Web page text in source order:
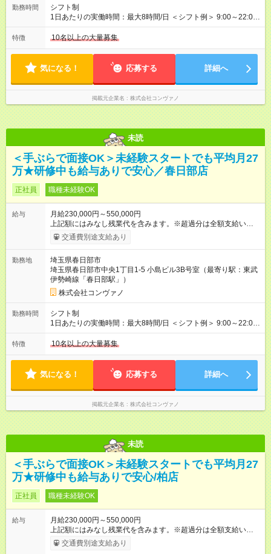
万4，701円 ＜別途支給手当＞ ・インセンティブ：月10万円以
上も可能！ ・賞与：年2回(6月/12月)※業績による ・交通費：月
たり) ・回数：随時 ・反映時期：次月の給与から ・評価手法：
社内評価に基づく ※あなたの頑張りをしっかり評価します！で
きることが増えるほどお給料に反映される環境です。 【試用期
間】試用期間あり 試用期間の長さ：6ヶ月 ※ 雇用形態と給与
に、本採用時と異なる部分があります。 雇用形態：中途採用
（契約社員） 給与：月給 220,000円以上 上記額にはみなし残業
代 8,552円／月 みなし残業時間 5.5時間／月
勤務時間
シフト制
1日あたりの実働時間：最大8時間/日 ＜シフト例＞ 9:00～22:00
でのシフト制（実働8時間／休憩60分） ※残業時間は月平均で
10時間程度 ※営業時間は【平日】11：00～22：00、【土日祝】
ます。
特徴 10名以上の大量募集
気になる！ 応募する 詳細へ
掲載元企業名 株式会社コンヴァノ
未読
＜手ぶらで面接OK＞未経験スタートでも平均月27
万★研修中も給与ありで安心／春日部店
正社員 職種未経験OK
給与
月給230,000円～550,000円
上記額にはみなし残業代を含みます。※超過分は全額支給いたし
ます。 みなし残業代 8,940円／月 みなし残業時間 5.5時間／月
上記には、月5.5時間分のみなし残業代(8，940円)を含む。超過
円～ （期間中は契約社員） ※社内基準を満たした場合は、その
後正規登用可 【年収例】 ◆エリアマネージャー 月給25万円＋役
職手当3万円＋インセン14万5，781円＝42万5，781円 ◆店長
月給 25万円＋役職手当1万円＋インセン8万2，547円＝34万2，
547円 ◆社員(役職なし) 月給23万円＋インセン1万4701円＝24
万4，701円 ＜別途支給手当＞ ・インセンティブ：月10万円以
上も可能！ ・賞与：年2回(6月/12月)※業績による ・交通費：月
たり) ・回数：随時 ・反映時期：次月の給与から ・評価手法：
社内評価に基づく ※あなたの頑張りをしっかり評価します！で
きることが増えるほどお給料に反映される環境です。 【試用期
間】試用期間あり 試用期間の長さ：6ヶ月 ※ 雇用形態と給与
に、本採用時と異なる部分があります。 雇用形態：中途採用
（契約社員） 給与：月給 220,000円以上 上記額にはみなし残業
代 8,552円／月 みなし残業時間 5.5時間／月
交通費別途支給あり
勤務地
埼玉県春日部市
埼玉県春日部市中央1丁目1-5 小島ビル3B号室（最寄り駅：東武
伊勢崎線「春日部駅」）
株式会社コンヴァノ
勤務時間
シフト制
1日あたりの実働時間：最大8時間/日 ＜シフト例＞ 9:00～22:00
でのシフト制（実働8時間／休憩60分） ※残業時間は月平均で
10時間程度 ※営業時間は【平日】11：00～22：00、【土日祝】
ます。
特徴 10名以上の大量募集
気になる！ 応募する 詳細へ
掲載元企業名 株式会社コンヴァノ
未読
＜手ぶらで面接OK＞未経験スタートでも平均月27
万★研修中も給与ありで安心/柏店
正社員 職種未経験OK
給与
月給230,000円～550,000円
上記額にはみなし残業代を含みます。※超過分は全額支給いたし
ます。 みなし残業代 8,940円／月 みなし残業時間 5.5時間／月
上記には、月5.5時間分のみなし残業代(8，940円)を含む。超過
交通費別途支給あり